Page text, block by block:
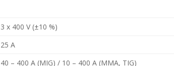
3 x 400 V (±10 %)
25 A
40 – 400 A (MIG) / 10 – 400 A (MMA, TIG)